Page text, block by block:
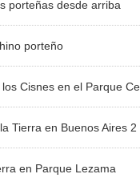
porteñas desde arriba
porteño
Cisnes en el Parque
Tierra en Buenos Aires 2
en Parque Lezama